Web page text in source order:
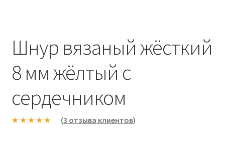
Шнур вязаный жёсткий
8 мм жёлтый с
сердечником
(3 отзыва клиентов)